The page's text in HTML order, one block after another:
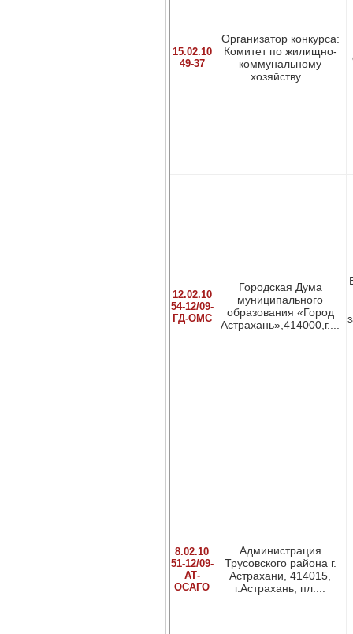
15.02.10
49-37
Организатор конкурса:
Комитет по жилищно-
коммунальному
хозяйству...
12.02.10
54-12/09-
ГД-ОМС
Городская Дума
муниципального
образования «Город
Астрахань»,414000,г....
8.02.10
51-12/09-
АТ-
ОСАГО
Администрация
Трусовского района г.
Астрахани, 414015,
г.Астрахань, пл....